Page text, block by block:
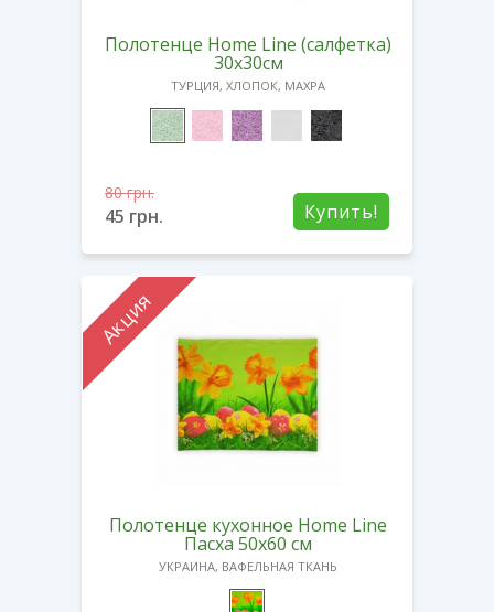
Полотенце Home Line (салфетка)
30х30см
ТУРЦИЯ, ХЛОПОК, МАХРА
Купить!
80грн.
45 грн.
Акция
Полотенце кухонное Home Line
Пасха 50х60 см
УКРАИНА, ВАФЕЛЬНАЯ ТКАНЬ